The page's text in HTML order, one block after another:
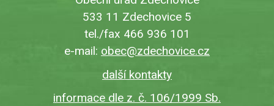
533 11 Zdechovice 5
tel./fax 466 936 101
e-mail: obec@zdechovice.cz
další kontakty
informace dle z. č. 106/1999 Sb.